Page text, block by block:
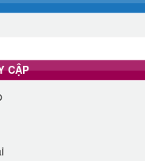
Đường phèn Long An
Đường mía thiên nhiên
CẬP